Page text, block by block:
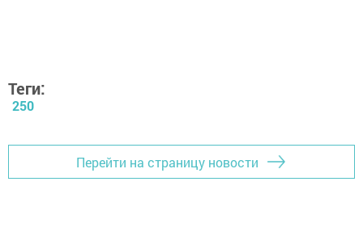
Теги:
250
Перейти на страницу новости